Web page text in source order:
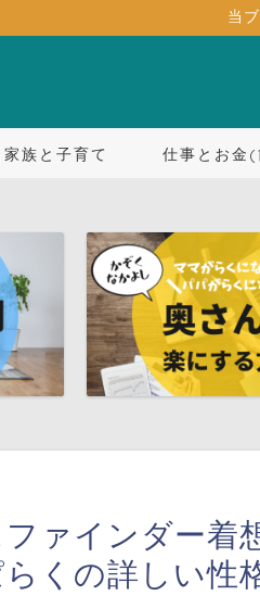
当
家族と子育て 仕事とお金
ァインダー着
くの詳しい性